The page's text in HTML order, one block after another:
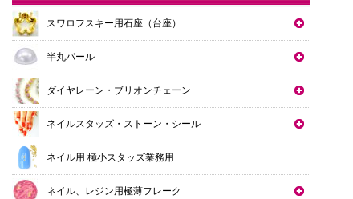
スワロフスキー用石座（台座）
半丸パール
ダイヤレーン・ブリオンチェーン
ネイルスタッズ・ストーン・シール
ネイル用 極小スタッズ業務用
ネイル、レジン用極薄フレーク